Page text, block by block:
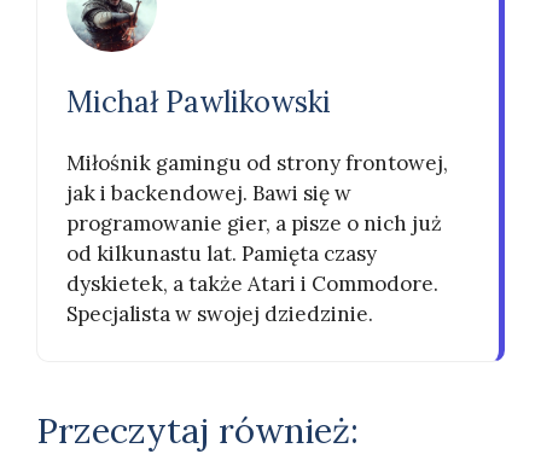
Michał Pawlikowski
Miłośnik gamingu od strony frontowej,
jak i backendowej. Bawi się w
programowanie gier, a pisze o nich już
od kilkunastu lat. Pamięta czasy
dyskietek, a także Atari i Commodore.
Specjalista w swojej dziedzinie.
Przeczytaj również: